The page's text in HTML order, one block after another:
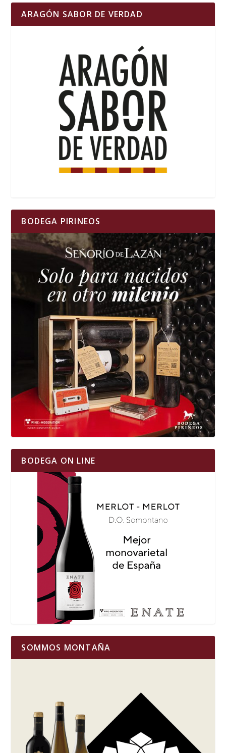
ARAGÓN SABOR DE VERDAD
BODEGA PIRINEOS
BODEGA ON LINE
SOMMOS MONTAÑA